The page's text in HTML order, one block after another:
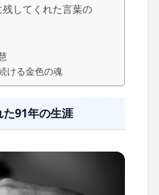
してくれた言葉の
ける金色の魂
91年の生涯